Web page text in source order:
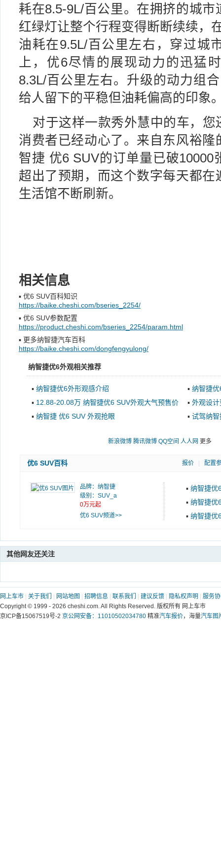
耗在8.5-9L/百公里。在拥挤的城
红绿灯让整个行程变得断断续续，
油耗在9.5L/百公里左右，穿过城
上，优6尽情的展现动力的迅猛
8.3L/百公里左右。升级的动力组
给人留下的平稳但油耗偏高的印象
对于这样一款秀外慧中的车，
消费者已经动心了。来自东风裕
智捷 优6 SUV的订单量已破10000
超出了预期，而这个数字每天都
生活馆不断刷新。
相关信息
▪ 优6 SUV百科知识
https://baike.cheshi.com/bseries_2254/
▪ 优6 SUV参数配置
https://product.cheshi.com/bseries_2254/param.html
▪ 更多纳智捷汽车百科
https://baike.cheshi.com/dongfengyulong/
纳智捷优6外观相关推荐
▪ 纳智捷优6外形观感介绍 ▪ 纳智捷
▪ 12.88-20.08万 纳智捷优6 SUV外观大气预售价
发布
▪ 外观设
▪ 纳智捷 优6 SUV 外观抢眼 ▪ 试驾纳
新浪微博 腾讯微博 QQ空间 人人网 更多
报价 配置
优6 SUV百科
品牌： 纳智捷
级别：SUV_a
0万元起
优6 SUV频道>>
▪ 纳智捷优
▪ 纳智捷优
▪ 纳智捷优
其他网友还关注
网上车市 关于我们 网站地图 招聘信息 联系我们 建议反馈 隐私权声明
服务
Copyright © 1999 - 2026 cheshi.com. All Rights Reserved. 版权所有 网上车市
京ICP备15067519号-2 京公网安备：11010502034780 精准汽车报价，海量汽车图